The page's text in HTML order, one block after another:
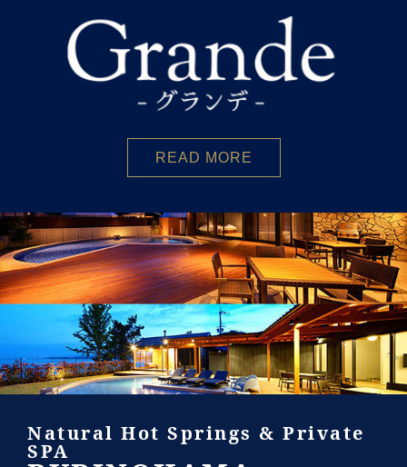
READ MORE
Natural Hot Springs & Private
SPA